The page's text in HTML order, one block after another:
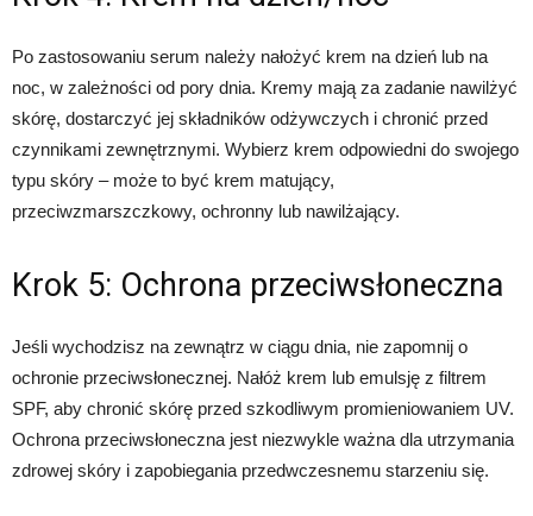
Po zastosowaniu serum należy nałożyć krem na dzień lub na
noc, w zależności od pory dnia. Kremy mają za zadanie nawilżyć
skórę, dostarczyć jej składników odżywczych i chronić przed
czynnikami zewnętrznymi. Wybierz krem odpowiedni do swojego
typu skóry – może to być krem matujący,
przeciwzmarszczkowy, ochronny lub nawilżający.
Krok 5: Ochrona przeciwsłoneczna
Jeśli wychodzisz na zewnątrz w ciągu dnia, nie zapomnij o
ochronie przeciwsłonecznej. Nałóż krem lub emulsję z filtrem
SPF, aby chronić skórę przed szkodliwym promieniowaniem UV.
Ochrona przeciwsłoneczna jest niezwykle ważna dla utrzymania
zdrowej skóry i zapobiegania przedwczesnemu starzeniu się.